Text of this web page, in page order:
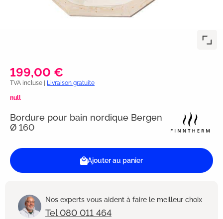
199,00 €
TVA incluse | Livraison gratuite
null
Bordure pour bain nordique Bergen
Ø 160
Ajouter au panier
Nos experts vous aident à faire le meilleur choix
Tel 080 011 464